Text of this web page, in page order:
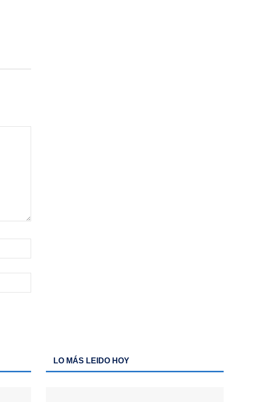
LO MÁS LEIDO HOY